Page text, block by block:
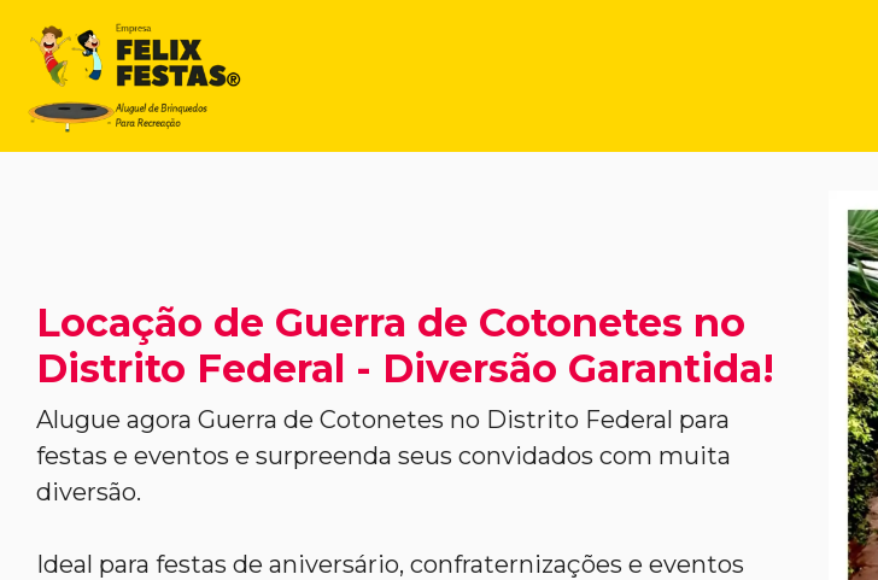
Locação de Guerra de Cotonetes no
Distrito Federal - Diversão Garantida!
Alugue agora Guerra de Cotonetes no Distrito Federal para
festas e eventos e surpreenda seus convidados com muita
diversão.
Ideal para festas de aniversário, confraternizações e eventos